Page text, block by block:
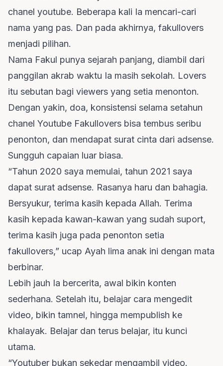
chanel youtube. Beberapa kali Ia mencari-cari
nama yang pas. Dan pada akhirnya, fakullovers
menjadi pilihan.
Nama Fakul punya sejarah panjang, diambil dari
panggilan akrab waktu Ia masih sekolah. Lovers
itu sebutan bagi viewers yang setia menonton.
Dengan yakin, doa, konsistensi selama setahun
chanel Youtube Fakullovers bisa tembus seribu
penonton, dan mendapat surat cinta dari adsense.
Sungguh capaian luar biasa.
“Tahun 2020 saya memulai, tahun 2021 saya
dapat surat adsense. Rasanya haru dan bahagia.
Bersyukur, terima kasih kepada Allah. Terima
kasih kepada kawan-kawan yang sudah suport,
terima kasih juga pada penonton setia
fakullovers,” ucap Ayah lima anak ini dengan mata
berbinar.
Lebih jauh Ia bercerita, awal bikin konten
sederhana. Setelah itu, belajar cara mengedit
video, bikin tamnel, hingga mempublish ke
khalayak. Belajar dan terus belajar, itu kunci
utama.
“Youtuber bukan sekedar mengambil video.